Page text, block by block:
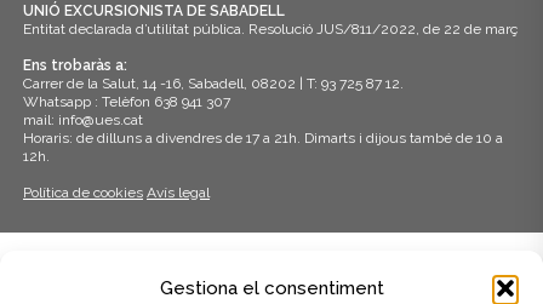
Gestiona el consentiment
UNIÓ EXCURSIONISTA DE SABADELL
Entitat declarada d’utilitat pública. Resolució JUS/811/2022, de 22 de març
Ens trobaràs a:
Carrer de la Salut, 14 -16, Sabadell, 08202 | T: 93 725 87 12.
Whatsapp : Telèfon 638 941 307
mail: info@ues.cat
Horaris: de dilluns a divendres de 17 a 21h. Dimarts i dijous també de 10 a
12h.
Política de cookies Avís legal